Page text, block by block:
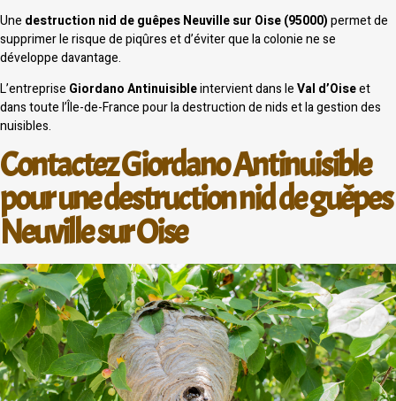
Une destruction nid de guêpes Neuville sur Oise (95000)permet de
supprimer le risque de piqûres et d’éviter que la colonie ne se
développe davantage.
L’entreprise Giordano Antinuisibleintervient dans leVal d’Oiseet
dans toute l’Île-de-France pour la destruction de nids et la gestion des
nuisibles.
Contactez Giordano Antinuisible
pour une destruction nid de guêpes
Neuville sur Oise